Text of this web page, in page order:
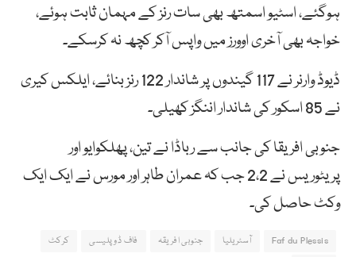
ہوگئے، اسٹیو اسمتھ بھی سات رنز کے مہمان ثابت ہوئے،
خواجہ بھی آخری اوورز میں واپس آکر کچھ نہ کرسکے۔
ڈیوڈ وارنر نے 117 گیندوں پر شاندار 122 رنز بنائے، ایلکس کیری
نے 85 اسکور کی شاندار اننگز کھیلی۔
جنوبی افریقا کی جانب سے رباڈا نے تین، پھلکوایو اور
پریٹوریس نے 2،2 جب کہ عمران طاہر اور مورس نے ایک ایک
وکٹ حاصل کی۔
Faf du Plessis آسٹریلیا جنوبی افریقہ فاف ڈوپلیسی
کرکٹ